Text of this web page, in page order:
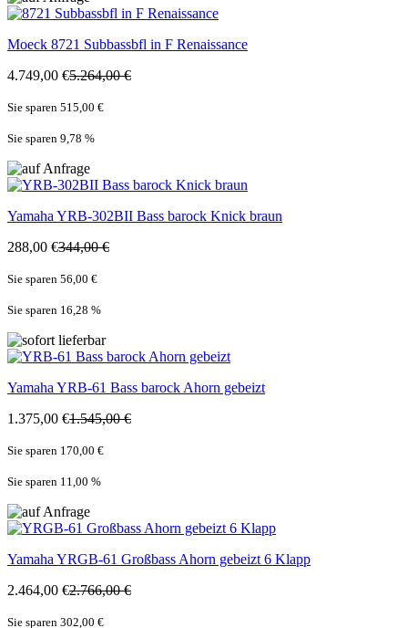
Moeck 8721 Subbassbfl in F Renaissance
4.749,00 €5.264,00 €
Sie sparen 515,00 €
Sie sparen 9,78 %
YamahaYRB-302BII Bass barock Knick braun
288,00 €344,00 €
Sie sparen 56,00 €
Sie sparen 16,28 %
YamahaYRB-61 Bass barock Ahorn gebeizt
1.375,00 €1.545,00 €
Sie sparen 170,00 €
Sie sparen 11,00 %
YamahaYRGB-61 Großbass Ahorn gebeizt 6 Klapp
2.464,00 €2.766,00 €
Sie sparen 302,00 €